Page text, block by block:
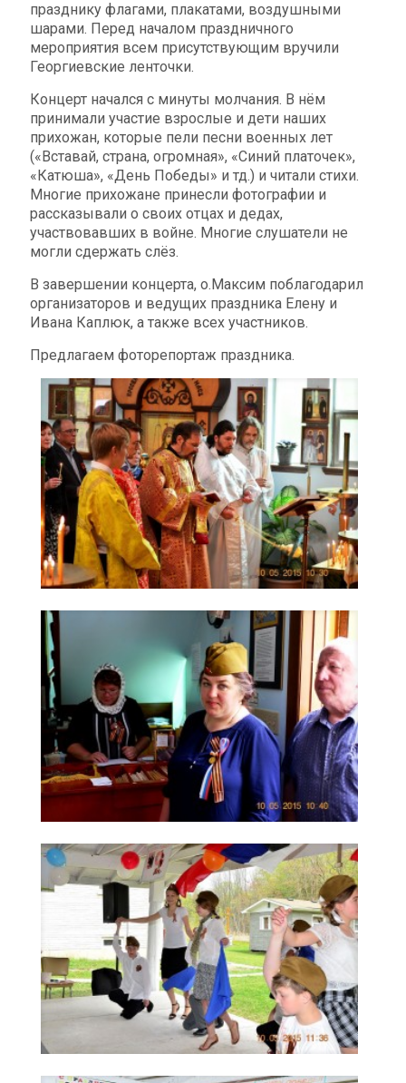
празднику флагами, плакатами, воздушными
шарами. Перед началом праздничного
мероприятия всем присутствующим вручили
Георгиевские ленточки.
Концерт начался с минуты молчания. В нём
принимали участие взрослые и дети наших
прихожан, которые пели песни военных лет
(«Вставай, страна, огромная», «Синий платочек»,
«Катюша», «День Победы» и тд.) и читали стихи.
Многие прихожане принесли фотографии и
рассказывали о своих отцах и дедах,
участвовавших в войне. Многие слушатели не
могли сдержать слёз.
В завершении концерта, о.Максим поблагодарил
организаторов и ведущих праздника Елену и
Ивана Каплюк, а также всех участников.
Предлагаем фоторепортаж праздника.